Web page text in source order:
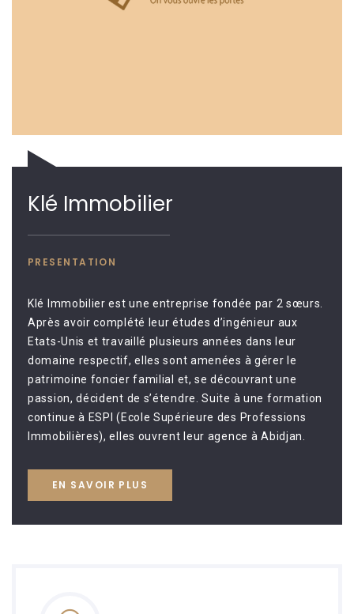
Klé Immobilier
PRESENTATION
Klé Immobilier est une entreprise fondée par 2 sœurs.
Après avoir complété leur études d’ingénieur aux
Etats-Unis et travaillé plusieurs années dans leur
domaine respectif, elles sont amenées à gérer le
patrimoine foncier familial et, se découvrant une
passion, décident de s’étendre. Suite à une formation
continue à ESPI (Ecole Supérieure des Professions
Immobilières), elles ouvrent leur agence à Abidjan.
EN SAVOIR PLUS